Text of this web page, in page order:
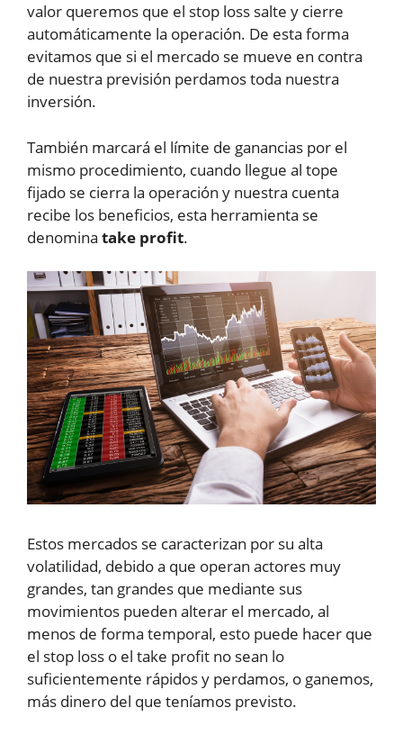
valor queremos que el stop loss salte y cierre
automáticamente la operación. De esta forma
evitamos que si el mercado se mueve en contra
de nuestra previsión perdamos toda nuestra
inversión.
También marcará el límite de ganancias por el
mismo procedimiento, cuando llegue al tope
fijado se cierra la operación y nuestra cuenta
recibe los beneficios, esta herramienta se
denomina take profit.
Estos mercados se caracterizan por su alta
volatilidad, debido a que operan actores muy
grandes, tan grandes que mediante sus
movimientos pueden alterar el mercado, al
menos de forma temporal, esto puede hacer que
el stop loss o el take profit no sean lo
suficientemente rápidos y perdamos, o ganemos,
más dinero del que teníamos previsto.